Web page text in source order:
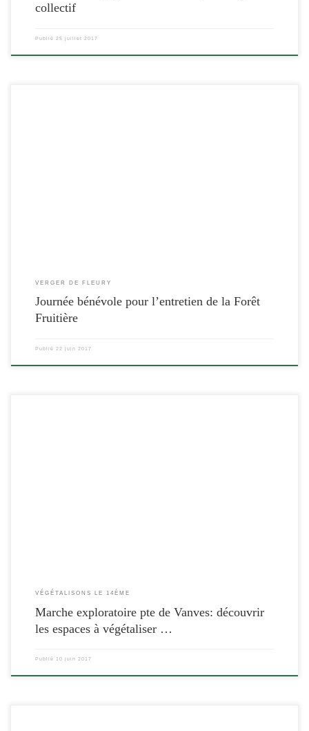
collectif
Publié 25 juillet 2017
VERGER DE FLEURY
Journée bénévole pour l’entretien de la Forêt
Fruitière
Publié 22 juin 2017
VÉGÉTALISONS LE 14ÈME
Marche exploratoire pte de Vanves: découvrir
les espaces à végétaliser …
Publié 10 juin 2017